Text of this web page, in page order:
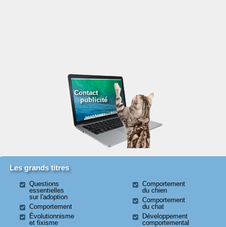
Contact
publicité
Les grands titres
Questions
essentielles
sur l'adoption
Comportement
Évolutionnisme
et fixisme
Comportement
du chien
Comportement
du chat
Développement
comportemental